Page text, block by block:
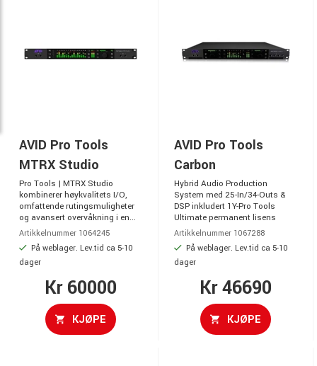
AVID Pro Tools
MTRX Studio
Pro Tools | MTRX Studio
kombinerer høykvalitets I/O,
omfattende rutingsmuligheter
og avansert overvåkning i en...
Artikkelnummer 1064245
På weblager. Lev.tid ca 5-10
dager
Kr 60000
KJØPE
AVID Pro Tools
Carbon
Hybrid Audio Production
System med 25-In/34-Outs &
DSP inkludert 1Y-Pro Tools
Ultimate permanent lisens
Artikkelnummer 1067288
På weblager. Lev.tid ca 5-10
dager
Kr 46690
KJØPE